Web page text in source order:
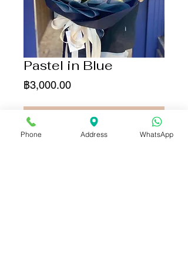
Pastel in Blue
฿3,000.00ราคา
เพิ่มลงในรถเข็น
Phone Address WhatsApp